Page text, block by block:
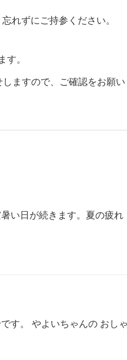
れずにご持参ください。
。
ますので、ご確認をお願い
い日が続きます。夏の疲れ
す。 やよいちゃんの おしゃ